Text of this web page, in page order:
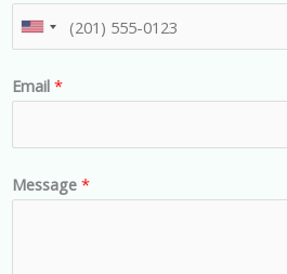
U
i
e
d
Email *
Message *